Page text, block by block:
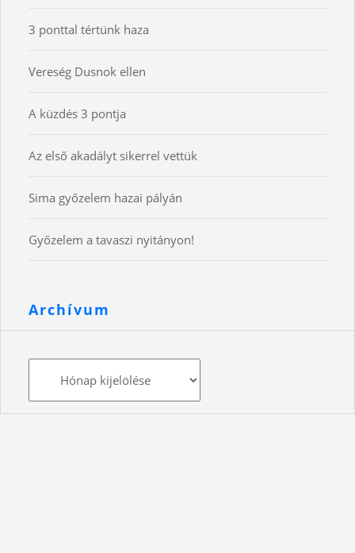
3 ponttal tértünk haza
Vereség Dusnok ellen
A küzdés 3 pontja
Az első akadályt sikerrel vettük
Sima győzelem hazai pályán
Győzelem a tavaszi nyitányon!
Archívum